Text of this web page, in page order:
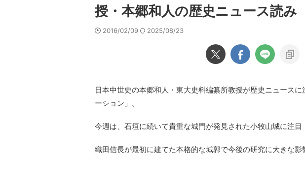
授・本郷和人の歴史ニュース読み
2016/02/09 2025/08/23
日本中世史の本郷和人・東大史料編纂所教授が歴史ニュース
ーション」。
今週は、石垣に続いて貴重な城門が発見された小牧山城に注目
織田信長が最初に建てた本格的な城郭で今後の研究に大きな影